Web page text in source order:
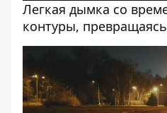
Легкая дымка со
контуры,